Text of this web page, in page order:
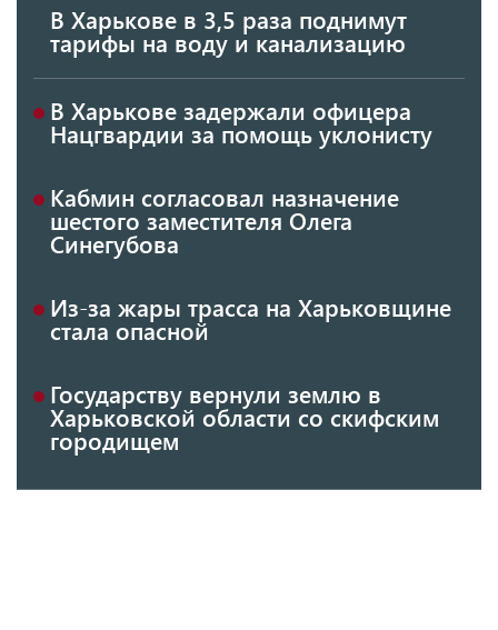
В Харькове в 3,5 раза поднимут
тарифы на воду и канализацию
В Харькове задержали офицера
Нацгвардии за помощь уклонисту
Кабмин согласовал назначение
шестого заместителя Олега
Синегубова
Из-за жары трасса на Харьковщине
стала опасной
Государству вернули землю в
Харьковской области со скифским
городищем